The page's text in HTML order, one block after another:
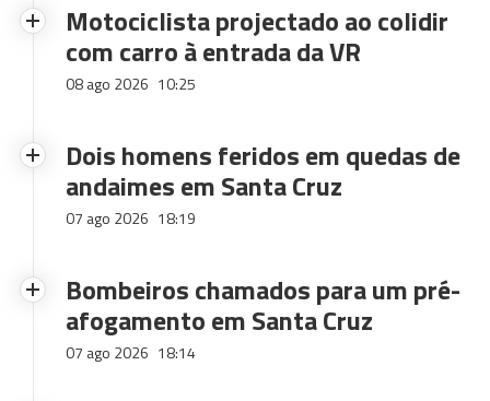
Motociclista projectado ao colidir
com carro à entrada da VR
08 ago 2026 10:25
Dois homens feridos em quedas de
andaimes em Santa Cruz
07 ago 2026 18:19
Bombeiros chamados para um pré-
afogamento em Santa Cruz
07 ago 2026 18:14